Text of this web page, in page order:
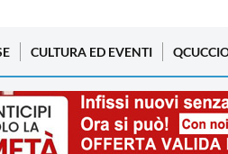
CULTURA ED EVENTI